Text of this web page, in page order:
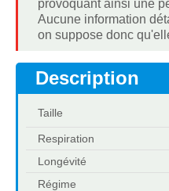
provoquant ainsi une
Aucune information
on suppose donc
Description
Taille
Respiration
Longévité
Régime